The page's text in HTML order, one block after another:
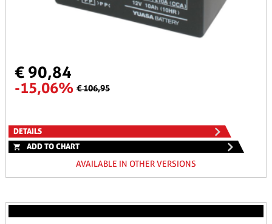
€ 90,84
-15,06% € 106,95
DETAILS
ADD TO CHART
AVAILABLE IN OTHER VERSIONS